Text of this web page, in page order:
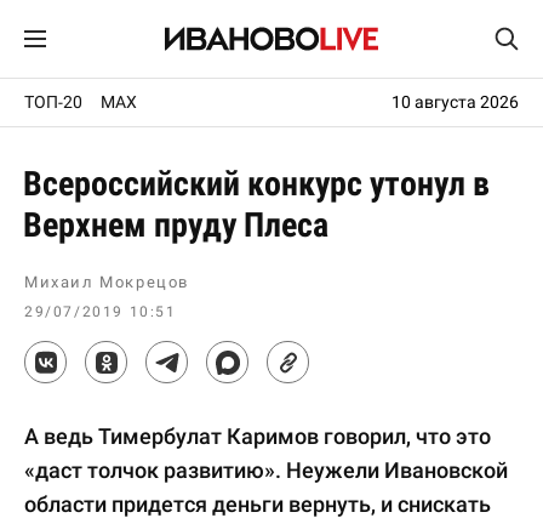
ТОП-20 MAX 10 августа 2026
Всероссийский конкурс утонул в
Верхнем пруду Плеса
Михаил Мокрецов
29/07/2019 10:51
А ведь Тимербулат Каримов говорил, что это
«даст толчок развитию». Неужели Ивановской
области придется деньги вернуть, и снискать